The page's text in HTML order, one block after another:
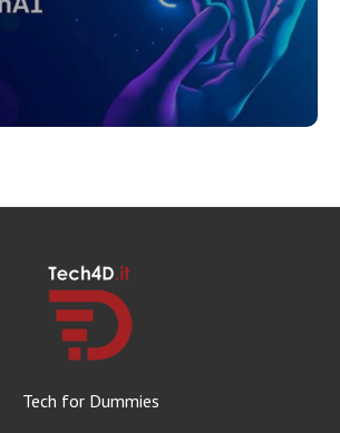
Tech for Dummies